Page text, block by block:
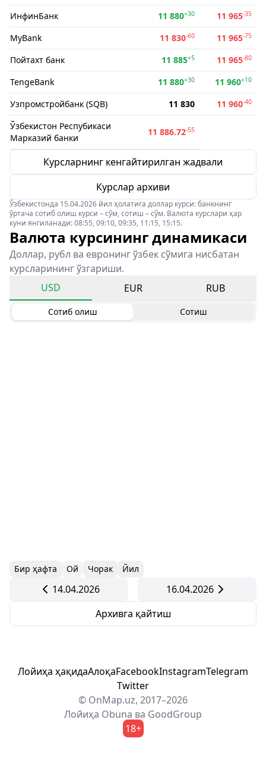
ИнфинБанк
11 880+30 11 965-35
MyBank 11 830-60 11 965-75
Пойтахт банк 11 885+5 11 965-80
TengeBank 11 880+30 11 960+10
Узпромстройбанк (SQB) 11 830 11 960-40
Ўзбекистон Респубикаси
Марказий банки
11 886.72-55
Курсларнинг кенгайтирилган жадвали
Курслар архиви
Ўзбекистонда 15.04.2026 йил ҳолатига доллар курси: банкнинг
ўртача сотиб олиш курси – сўм, сотиш – сўм. Валюта курслари ҳар
куни янгиланади: 08:55, 09:10, 09:35, 11:15, 15:15.
Валюта курсининг динамикаси
Доллар, рубл ва евронинг ўзбек сўмига нисбатан
курсларининг ўзгариши.
USD
EUR RUB
Сотиб олиш Сотиш
Бир ҳафта Ой Чорак Йил
14.04.2026
16.04.2026
Архивга қайтиш
Лойиҳа ҳақидаАлоқаFacebookInstagramTelegram
Twitter
© OnMap.uz, 2017–2026
Лойиҳа Obuna ва GoodGroup
18+